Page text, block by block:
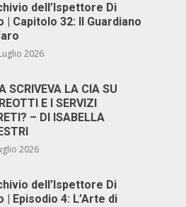
dell’Ispettore Di
| Capitolo 32: Il Guardiano
2026
SCRIVEVA LA CIA SU
E I SERVIZI
– DI ISABELLA
2026
dell’Ispettore Di
| Episodio 4: L’Arte di